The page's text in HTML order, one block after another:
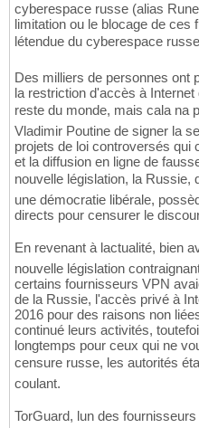
cyberespace russe (alias
limitation ou le blocage de ces
létendue du cyberespace
Des milliers de personnes ont
la restriction d'accès à
reste du monde, mais cala
Vladimir Poutine de signer la
projets de loi controversés qui
et la diffusion en ligne de
nouvelle législation, la Russie,
une démocratie libérale,
directs pour censurer le
En revenant à lactualité, bien
nouvelle législation
certains fournisseurs VPN
de la Russie, l'accès privé à
2016 pour des raisons non
continué leurs activités,
longtemps pour ceux qui ne
censure russe, les autorités
coulant.
TorGuard, lun des